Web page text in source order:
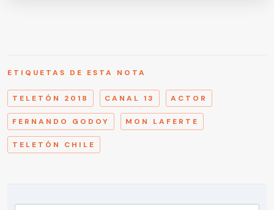
ETIQUETAS DE ESTA NOTA
TELETÓN 2018 CANAL 13 ACTOR
FERNANDO GODOY MON LAFERTE
TELETÓN CHILE